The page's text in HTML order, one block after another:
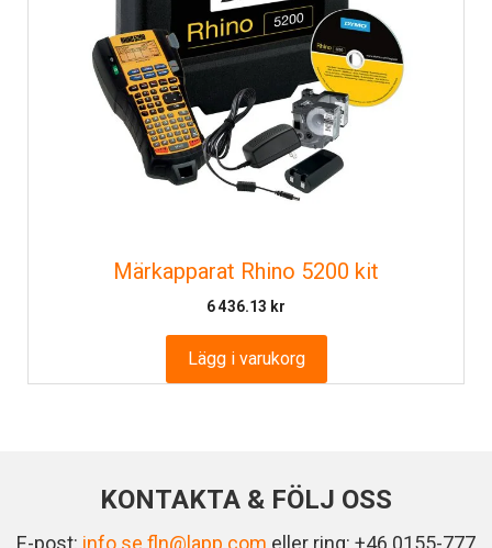
Märkapparat Rhino 5200 kit
6 436.13 kr
Lägg i varukorg
KONTAKTA & FÖLJ OSS